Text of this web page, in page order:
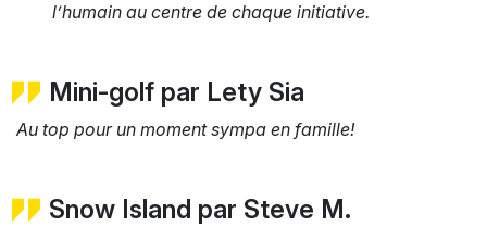
l’humain au centre de chaque initiative.
Mini-golf par Lety Sia
Au top pour un moment sympa en famille!
Snow Island par Steve M.